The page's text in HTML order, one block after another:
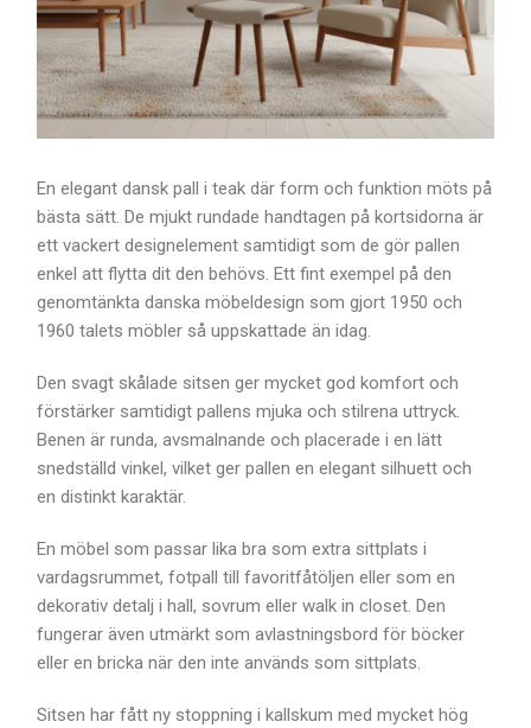
En elegant dansk pall i teak där form och funktion möts på
bästa sätt. De mjukt rundade handtagen på kortsidorna är
ett vackert designelement samtidigt som de gör pallen
enkel att flytta dit den behövs. Ett fint exempel på den
genomtänkta danska möbeldesign som gjort 1950 och
1960 talets möbler så uppskattade än idag.
Den svagt skålade sitsen ger mycket god komfort och
förstärker samtidigt pallens mjuka och stilrena uttryck.
Benen är runda, avsmalnande och placerade i en lätt
snedställd vinkel, vilket ger pallen en elegant silhuett och
en distinkt karaktär.
En möbel som passar lika bra som extra sittplats i
vardagsrummet, fotpall till favoritfåtöljen eller som en
dekorativ detalj i hall, sovrum eller walk in closet. Den
fungerar även utmärkt som avlastningsbord för böcker
eller en bricka när den inte används som sittplats.
Sitsen har fått ny stoppning i kallskum med mycket hög